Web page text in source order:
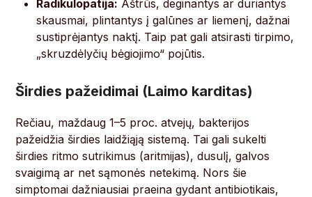
Radikulopatija: Aštrūs, deginantys ar duriantys
skausmai, plintantys į galūnes ar liemenį, dažnai
sustiprėjantys naktį. Taip pat gali atsirasti tirpimo,
„skruzdėlyčių bėgiojimo“ pojūtis.
Širdies pažeidimai (Laimo karditas)
Rečiau, maždaug 1–5 proc. atvejų, bakterijos
pažeidžia širdies laidžiąją sistemą. Tai gali sukelti
širdies ritmo sutrikimus (aritmijas), dusulį, galvos
svaigimą ar net sąmonės netekimą. Nors šie
simptomai dažniausiai praeina gydant antibiotikais,